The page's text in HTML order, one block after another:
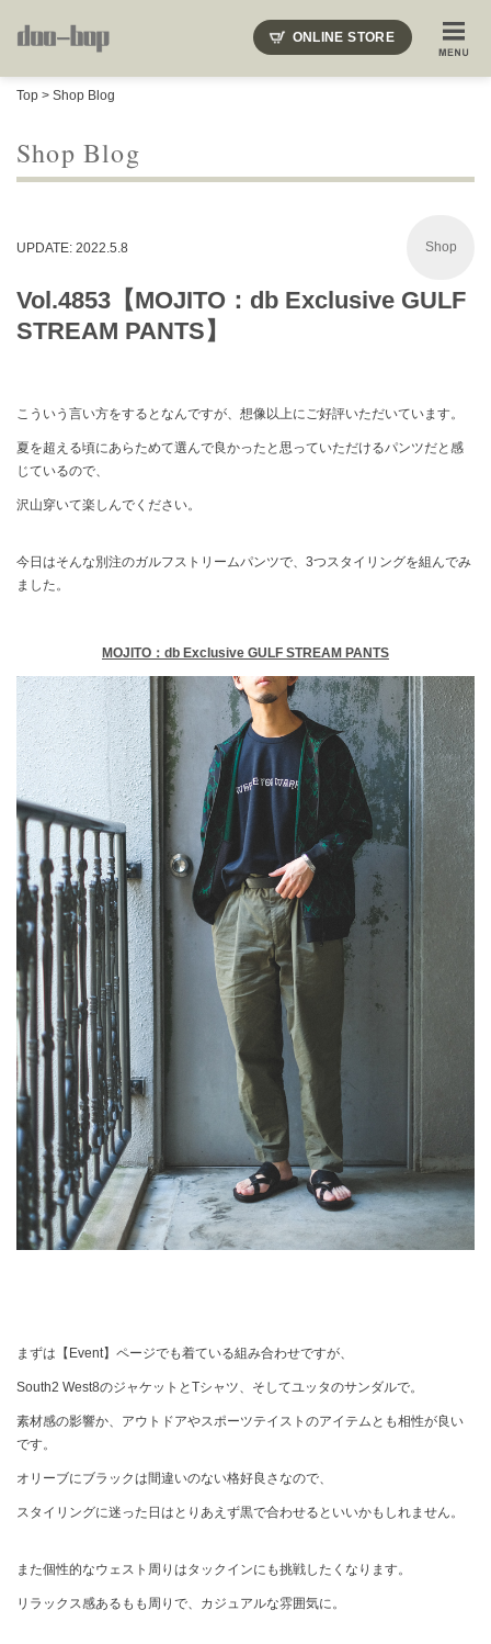
ONLINE STORE
Top > Shop Blog
Shop Blog
UPDATE: 2022.5.8 Shop
Vol.4853【MOJITO：db Exclusive GULF
STREAM PANTS】
こういう言い方をするとなんですが、想像以上にご好評いただいています。
夏を超える頃にあらためて選んで良かったと思っていただけるパンツだと感
じているので、
沢山穿いて楽しんでください。
今日はそんな別注のガルフストリームパンツで、3つスタイリングを組んでみ
ました。
MOJITO：db Exclusive GULF STREAM PANTS
まずは【Event】ページでも着ている組み合わせですが、
South2 West8のジャケットとTシャツ、そしてユッタのサンダルで。
素材感の影響か、アウトドアやスポーツテイストのアイテムとも相性が良い
です。
オリーブにブラックは間違いのない格好良さなので、
スタイリングに迷った日はとりあえず黒で合わせるといいかもしれません。
また個性的なウェスト周りはタックインにも挑戦したくなります。
リラックス感あるもも周りで、カジュアルな雰囲気に。